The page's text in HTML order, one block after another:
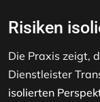
Risiken
Die Praxis zeigt,
Dienstleister
isolierten